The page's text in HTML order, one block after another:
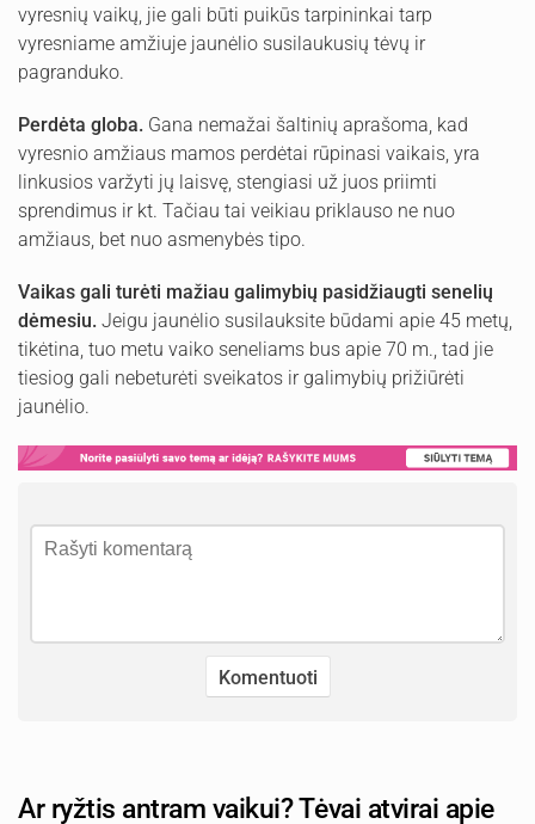
vyresnių vaikų, jie gali būti puikūs tarpininkai tarp
vyresniame amžiuje jaunėlio susilaukusių tėvų ir
pagranduko.
Perdėta globa. Gana nemažai šaltinių aprašoma, kad
vyresnio amžiaus mamos perdėtai rūpinasi vaikais, yra
linkusios varžyti jų laisvę, stengiasi už juos priimti
sprendimus ir kt. Tačiau tai veikiau priklauso ne nuo
amžiaus, bet nuo asmenybės tipo.
Vaikas gali turėti mažiau galimybių pasidžiaugti senelių
dėmesiu. Jeigu jaunėlio susilauksite būdami apie 45 metų,
tikėtina, tuo metu vaiko seneliams bus apie 70 m., tad jie
tiesiog gali nebeturėti sveikatos ir galimybių prižiūrėti
jaunėlio.
Ar ryžtis antram vaikui? Tėvai atvirai apie